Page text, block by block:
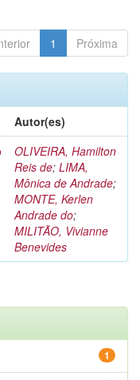
1 Próxima
Autor(es)
OLIVEIRA, Hamilton
Reis de; LIMA,
Mônica de Andrade;
MONTE, Kerlen
Andrade do;
MILITÃO, Vivianne
Benevides
1